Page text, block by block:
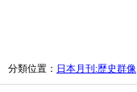
分類位置 ： 日本月刊:歷史群像